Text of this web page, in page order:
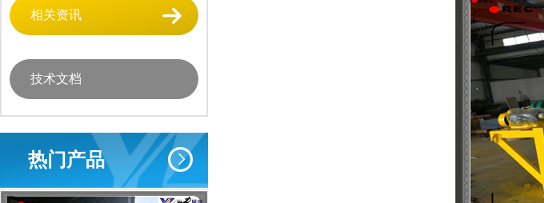
相关资讯
技术文档
热门产品